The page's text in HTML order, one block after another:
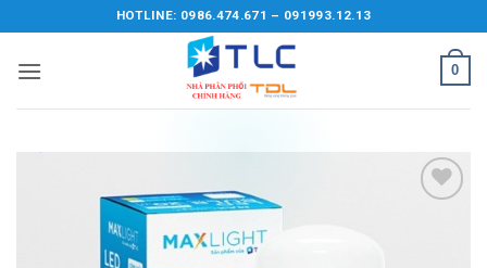
qua
nội
HOTLINE: 0986.474.671 – 091993.12.13
0